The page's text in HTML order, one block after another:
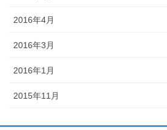
2016年4月
2016年3月
2016年1月
2015年11月